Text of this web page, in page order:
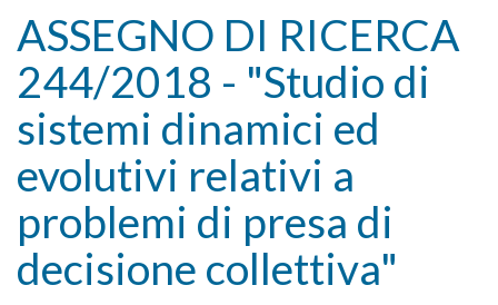
ASSEGNO DI RICERCA
244/2018 - "Studio di
sistemi dinamici ed
evolutivi relativi a
problemi di presa di
decisione collettiva"